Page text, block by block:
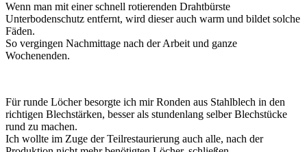
Wenn man mit einer schnell rotierenden Drahtbürste
Unterbodenschutz entfernt, wird dieser auch warm und bildet solche
Fäden.
So vergingen Nachmittage nach der Arbeit und ganze
Wochenenden.
Für runde Löcher besorgte ich mir Ronden aus Stahlblech in den
richtigen Blechstärken, besser als stundenlang selber Blechstücke
rund zu machen.
Ich wollte im Zuge der Teilrestaurierung auch alle, nach der